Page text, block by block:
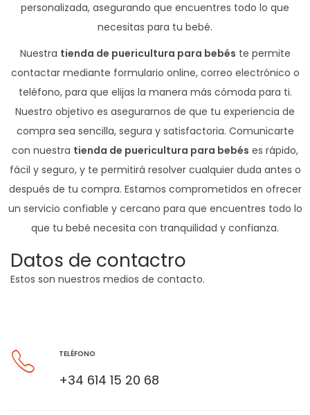
personalizada, asegurando que encuentres todo lo que
necesitas para tu bebé.
Nuestra tienda de puericultura para bebés te permite
contactar mediante formulario online, correo electrónico o
teléfono, para que elijas la manera más cómoda para ti.
Nuestro objetivo es asegurarnos de que tu experiencia de
compra sea sencilla, segura y satisfactoria. Comunicarte
con nuestra tienda de puericultura para bebés es rápido,
fácil y seguro, y te permitirá resolver cualquier duda antes o
después de tu compra. Estamos comprometidos en ofrecer
un servicio confiable y cercano para que encuentres todo lo
que tu bebé necesita con tranquilidad y confianza.
Datos de contactro
Estos son nuestros medios de contacto.
TELÉFONO
+34 614 15 20 68